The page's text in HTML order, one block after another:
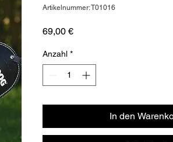
Artikelnummer: T01016
69,00 €Preis
Anzahl *
In den